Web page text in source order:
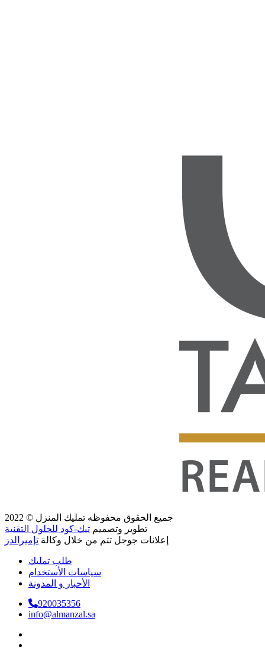
جميع الحقوق محفوظه تمليك المنزل © 2022
تطوير وتصميم تيك-كود للحلول التقنية
إعلانات جوجل تتم من خلال وكالة تإميرالدز
طلب تمليك
سياسات الأستخدام
الأخبار و المدونة
920035356
info@almanzal.sa